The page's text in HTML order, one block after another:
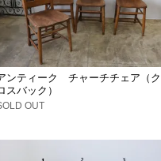
ンティーク チャーチチェア（ク
スバック）
OUT